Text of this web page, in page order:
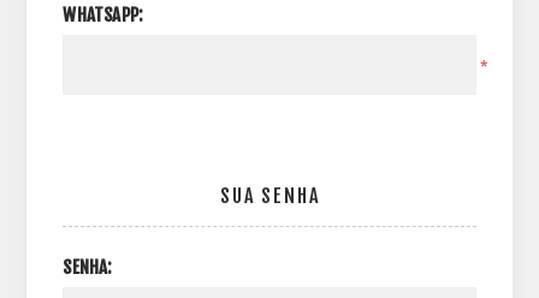
WHATSAPP:
*
SUA SENHA
SENHA: